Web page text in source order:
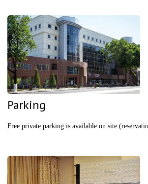
Parking
Free private parking is available on site